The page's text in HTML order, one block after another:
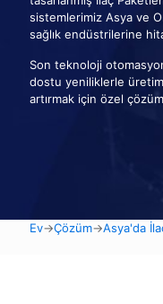
sistemlerimiz Asya ve
sağlık endüstrilerine
Son teknoloji
dostu yeniliklerle
artırmak için özel
Ev→Çözüm→Asya'da